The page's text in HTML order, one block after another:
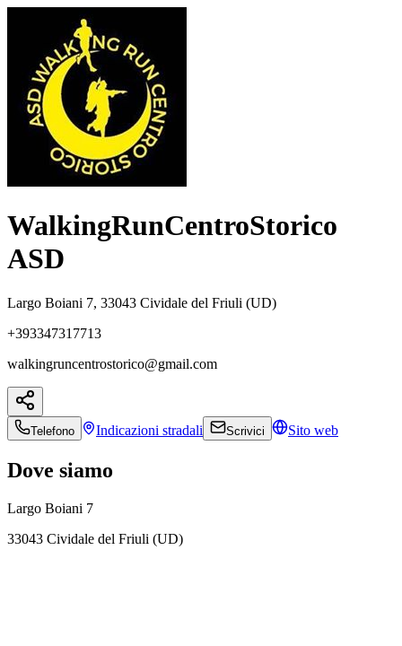
WalkingRunCentroStorico
ASD
Largo Boiani 7, 33043 Cividale del Friuli (UD)
+393347317713
walkingruncentrostorico@gmail.com
Telefono Indicazioni stradali Scrivici Sito web
Dove siamo
Largo Boiani 7
33043 Cividale del Friuli (UD)